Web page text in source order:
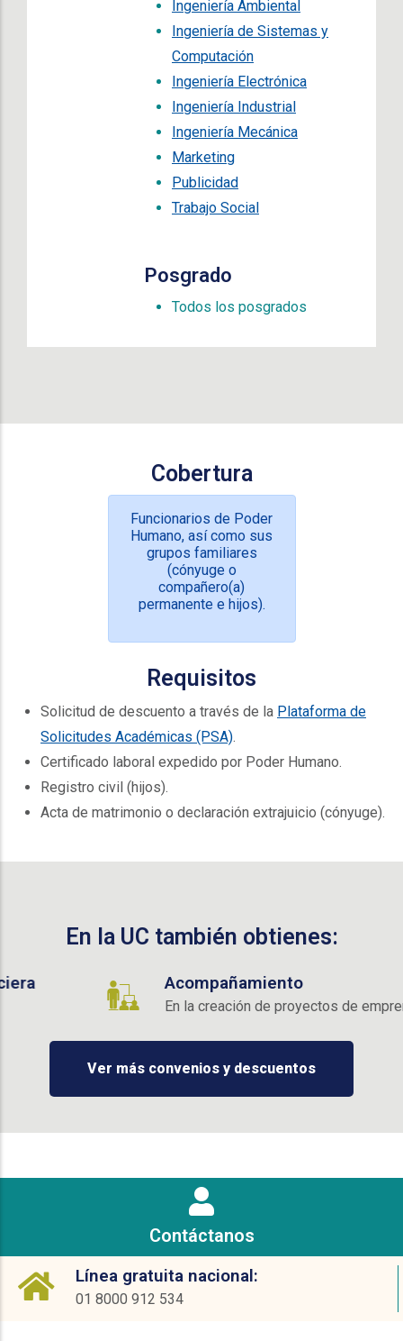
Ingeniería Ambiental
Ingeniería de Sistemas y
Computación
Ingeniería Electrónica
Ingeniería Industrial
Ingeniería Mecánica
Marketing
Publicidad
Trabajo Social
Posgrado
Todos los posgrados
Cobertura
Funcionarios de Poder
Humano, así como sus
grupos familiares
(cónyuge o
compañero(a)
permanente e hijos).
Requisitos
Solicitud de descuento a través de la Plataforma de
Solicitudes Académicas (PSA).
Certificado laboral expedido por Poder Humano.
Registro civil (hijos).
Acta de matrimonio o declaración extrajuicio (cónyuge).
En la UC también obtienes:
Acompañamiento
En la creación de proyectos de emprendimiento.
Ver más convenios y descuentos
Contáctanos
Línea gratuita nacional:
01 8000 912 534